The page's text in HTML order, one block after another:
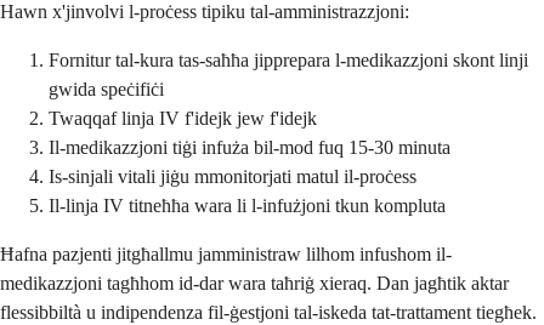
Hawn x'jinvolvi l-proċess tipiku tal-amministrazzjoni:
Fornitur tal-kura tas-saħħa jipprepara l-medikazzjoni skont linji
gwida speċifiċi
Twaqqaf linja IV f'idejk jew f'idejk
Il-medikazzjoni tiġi infuża bil-mod fuq 15-30 minuta
Is-sinjali vitali jiġu mmonitorjati matul il-proċess
Il-linja IV titneħħa wara li l-infużjoni tkun kompluta
Ħafna pazjenti jitgħallmu jamministraw lilhom infushom il-
medikazzjoni tagħhom id-dar wara taħriġ xieraq. Dan jagħtik aktar
flessibbiltà u indipendenza fil-ġestjoni tal-iskeda tat-trattament tiegħek.